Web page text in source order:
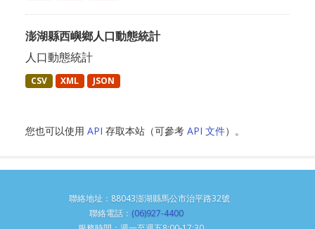
澎湖縣西嶼鄉人口動態統計
人口動態統計
CSV XML JSON
您也可以使用 API 存取本站（可參考 API 文件）。
聯絡地址：88043澎湖縣馬公市治平路32號
聯絡電話： (06)927-4400